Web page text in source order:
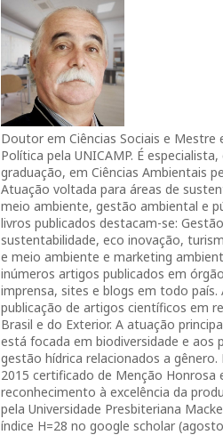
Doutor em Ciências Sociais e Mestre
Política pela UNICAMP. É
graduação, em Ciências Ambientais
Atuação voltada para áreas de
meio ambiente, gestão ambiental e
livros publicados destacam-se:
sustentabilidade, eco inovação,
e meio ambiente e marketing
inúmeros artigos publicados em
imprensa, sites e blogs em todo país.
publicação de artigos científicos em
Brasil e do Exterior. A atuação
está focada em biodiversidade e aos
gestão hídrica relacionados a gênero.
2015 certificado de Menção Honrosa
reconhecimento à excelência da
pela Universidade Presbiteriana
índice H=28 no google scholar